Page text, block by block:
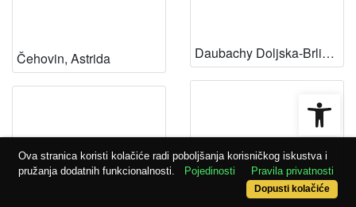
Čehovin, Astrida Daubachy Doljska-Brlić, Fanny
Ova stranica koristi kolačiće radi poboljšanja korisničkog iskustva i
pružanja dodatnih funkcionalnosti.
Pojedinosti Pravila privatnosti
Dopusti kolačiće